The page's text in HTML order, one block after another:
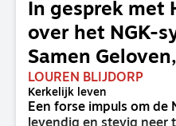
In gesprek met
over het NGK-
Samen
LOUREN BLIJDORP
Kerkelijk leven
Een forse impuls om de